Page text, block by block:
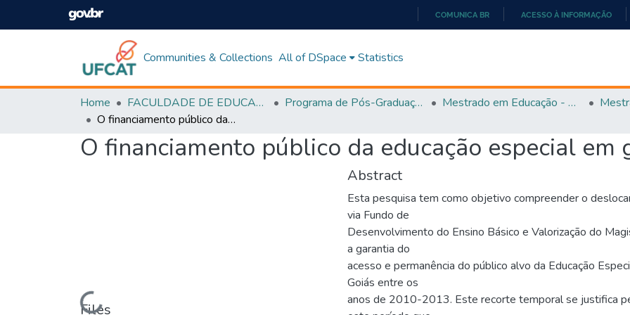
CONTEÚDO
COMUNICA BR ACESSO À INFORMAÇÃO
Communities & Collections All of DSpace Statistics
Home FACULDADE DE EDUCAÇÃO Programa de Pós-Graduação em Educação (PPGEDUC) Mestrado em Educação - PPGEDUC
O financiamento público da educação especial em goiás – 2010 a 2013
O financiamento público da educação especial em
Loading...
Files
Abstract
Esta pesquisa tem como objetivo compreender o
via Fundo de
Desenvolvimento do Ensino Básico e Valorização do
a garantia do
acesso e permanência do público alvo da Educação
Goiás entre os
anos de 2010-2013. Este recorte temporal se justifica